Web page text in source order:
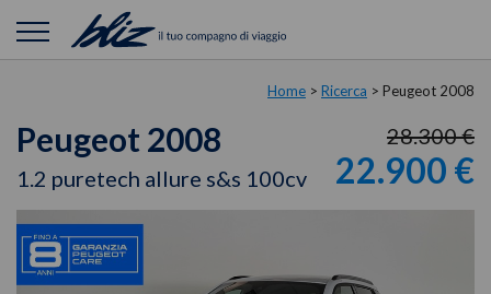
Home > Ricerca > Peugeot 2008
Peugeot 2008
1.2 puretech allure s&s 100cv
28.300 €
22.900 €